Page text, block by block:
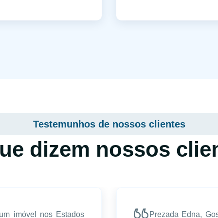
Testemunhos de nossos clientes
dizem nossos
imóvel nos Estados Prezada Edna,